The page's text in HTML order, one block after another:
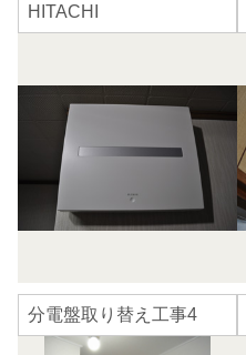
HITACHI
分電盤取り替え工事4